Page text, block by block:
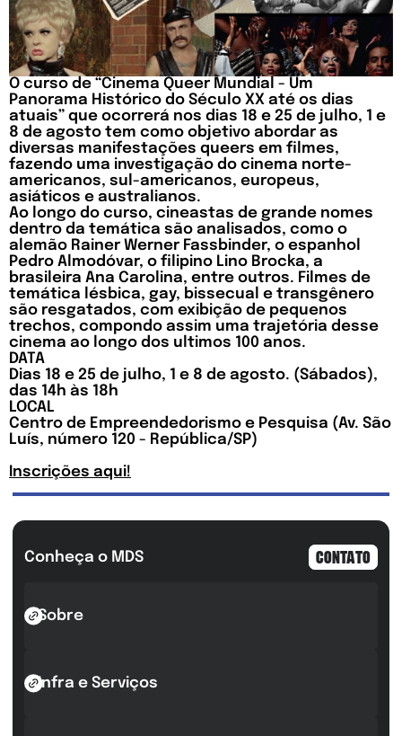
O curso de “Cinema Queer Mundial - Um
Panorama Histórico do Século XX até os dias
atuais” que ocorrerá nos dias 18 e 25 de julho, 1 e
8 de agosto tem como objetivo abordar as
diversas manifestações queers em filmes,
fazendo uma investigação do cinema norte-
americanos, sul-americanos, europeus,
asiáticos e australianos.
Ao longo do curso, cineastas de grande nomes
dentro da temática são analisados, como o
alemão Rainer Werner Fassbinder, o espanhol
Pedro Almodóvar, o filipino Lino Brocka, a
brasileira Ana Carolina, entre outros. Filmes de
temática lésbica, gay, bissecual e transgênero
são resgatados, com exibição de pequenos
trechos, compondo assim uma trajetória desse
cinema ao longo dos ultimos 100 anos.
DATA
Dias 18 e 25 de julho, 1 e 8 de agosto. (Sábados),
das 14h às 18h
LOCAL
Centro de Empreendedorismo e Pesquisa (Av. São
Luís, número 120 - República/SP)
Inscrições aqui!
Conheça o MDS CONTATO
Sobre
Infra e Serviços